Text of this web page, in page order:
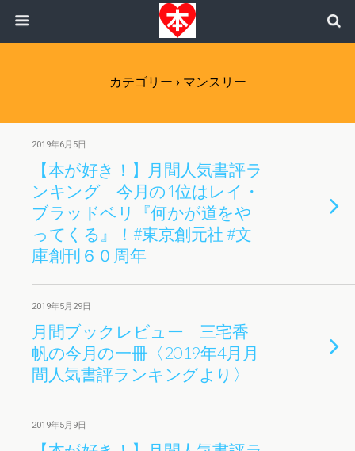
カテゴリー › マンスリー
2019年6月5日
【本が好き！】月間人気書評ラ
ンキング 今月の1位はレイ・
ブラッドベリ『何かが道をや
ってくる』！#東京創元社 #文
庫創刊６０周年
2019年5月29日
月間ブックレビュー 三宅香
帆の今月の一冊〈2019年4月月
間人気書評ランキングより〉
2019年5月9日